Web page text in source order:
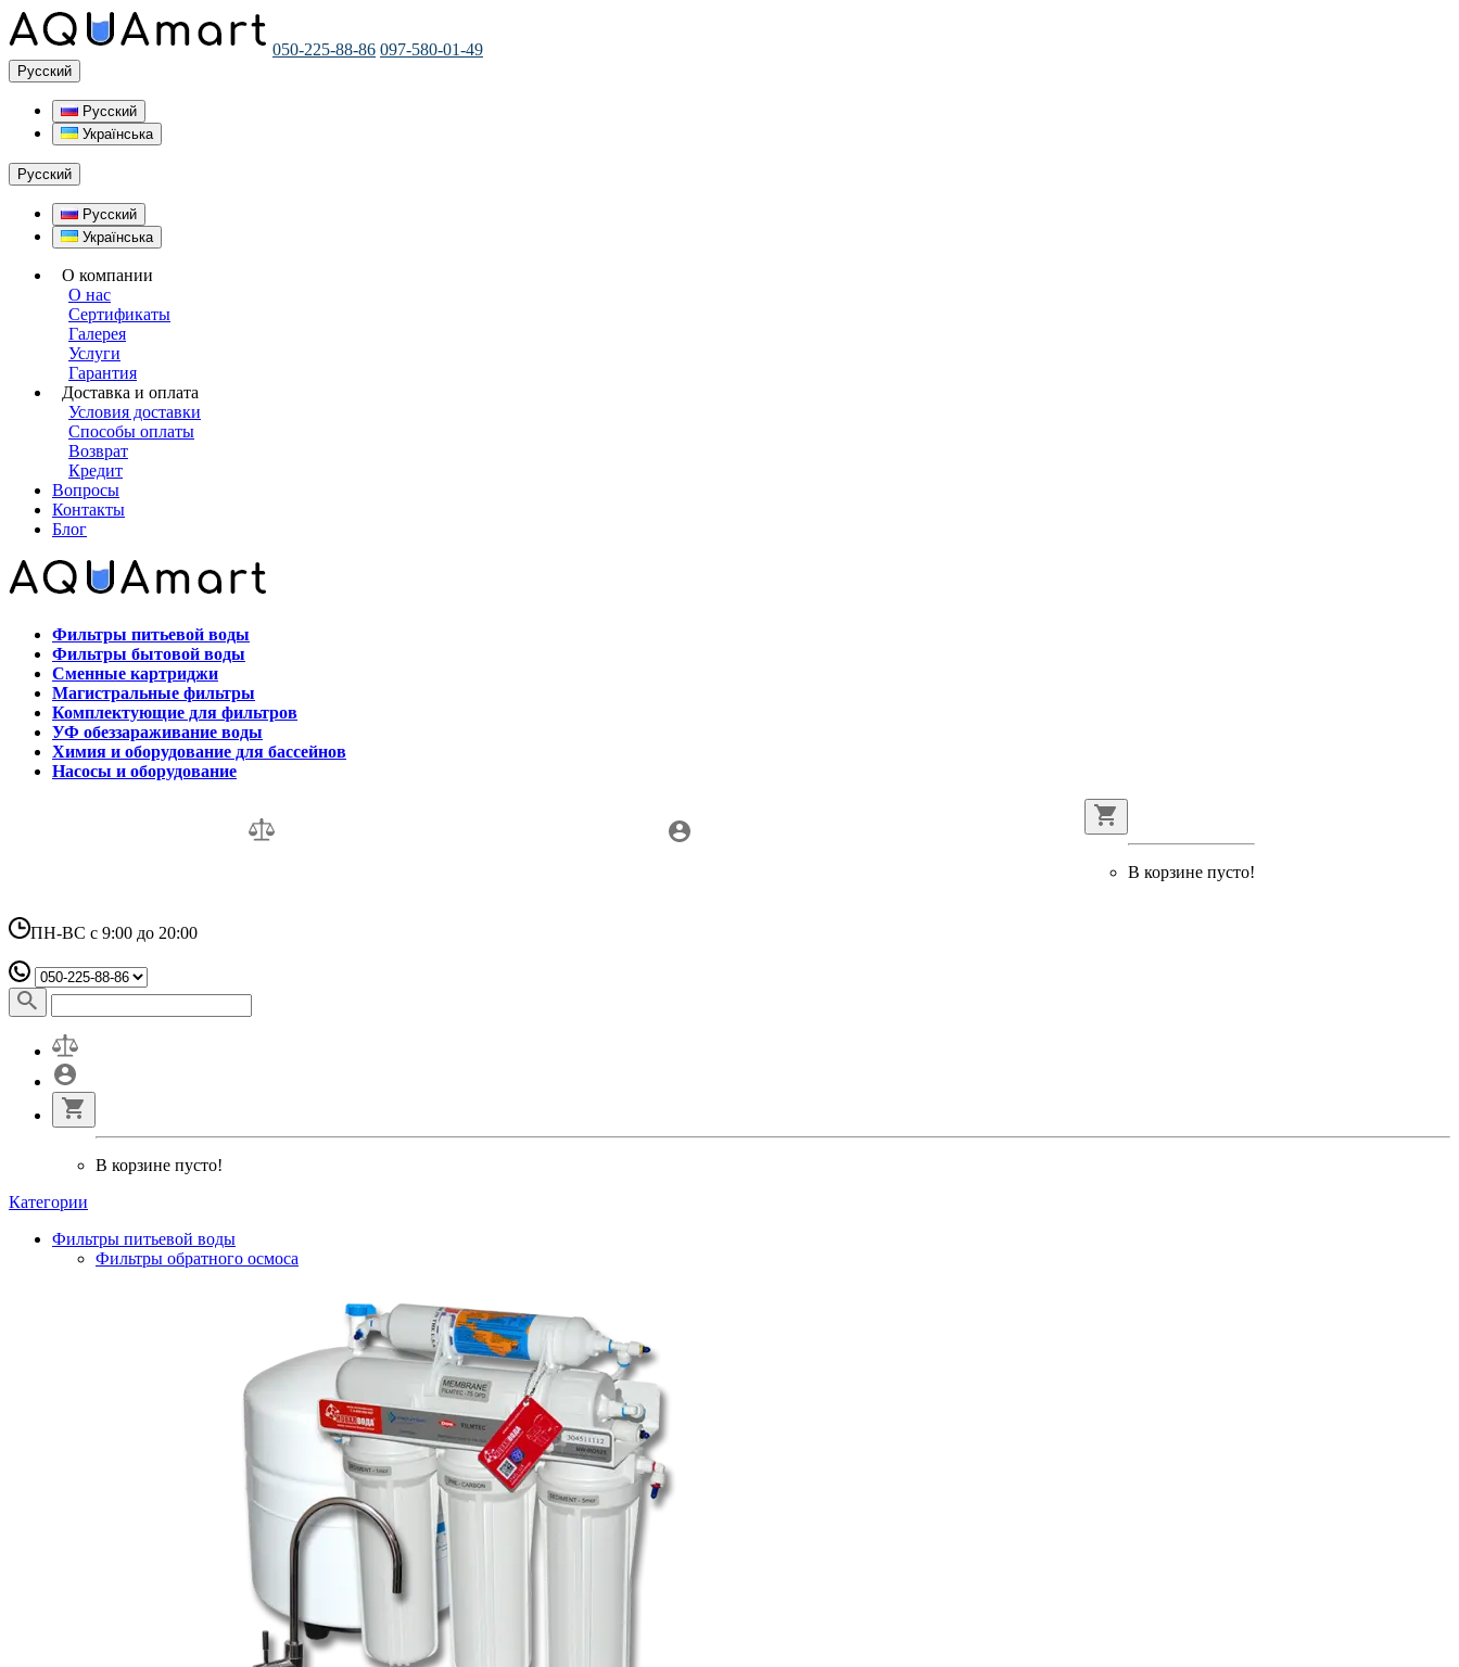
050-225-88-86 097-580-01-49
Русский
Русский
Українська
Русский
Русский
Українська
О компании
О нас
Сертификаты
Галерея
Услуги
Гарантия
Доставка и оплата
Условия доставки
Способы оплаты
Возврат
Кредит
Вопросы
Контакты
Блог
Фильтры питьевой воды
Фильтры бытовой воды
Сменные картриджи
Магистральные фильтры
Комплектующие для фильтров
УФ обеззараживание воды
Химия и оборудование для бассейнов
Насосы и оборудование
В корзине пусто!
ПН-ВС с 9:00 до 20:00
В корзине пусто!
Категории
Фильтры питьевой воды
Фильтры обратного осмоса